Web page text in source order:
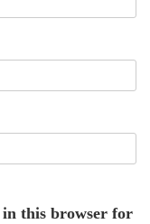
in this browser for